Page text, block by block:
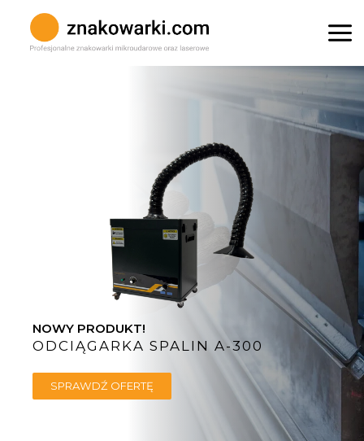
content
NOWY PRODUKT!
ODCIĄGARKA SPALIN A-300
SPRAWDŹ OFERTĘ